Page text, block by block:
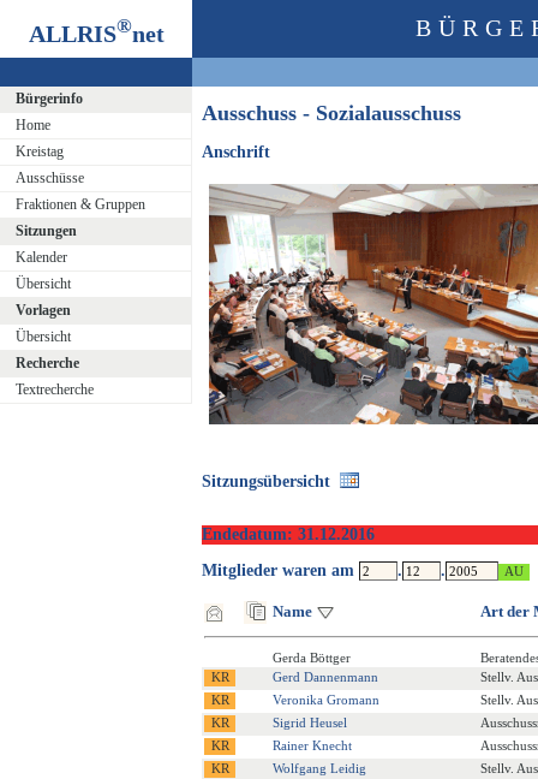
ALLRIS®net
Bürgerinfo
Home
Kreistag
Ausschüsse
Fraktionen & Gruppen
Sitzungen
Kalender
Übersicht
Vorlagen
Übersicht
Recherche
Textrecherche
Ausschuss - Sozialausschuss
Anschrift
Sitzungsübersicht
Endedatum: 31.12.2016
Mitglieder waren am
. .
Name Art der
Gerda Böttger
Gerd Dannenmann
Stellv.
Veronika Gromann
Stellv.
Sigrid Heusel
Rainer Knecht
Wolfgang Leidig
Stellv.